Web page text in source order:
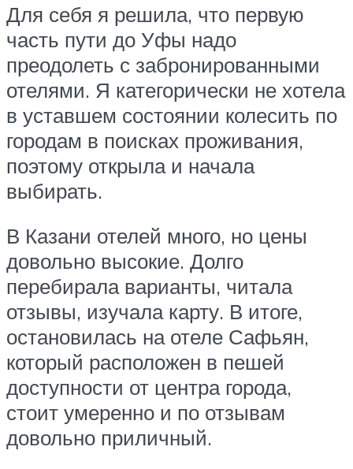
Для себя я решила, что первую
часть пути до Уфы надо
преодолеть с забронированными
отелями. Я категорически не хотела
в уставшем состоянии колесить по
городам в поисках проживания,
поэтому открыла и начала
выбирать.
В Казани отелей много, но цены
довольно высокие. Долго
перебирала варианты, читала
отзывы, изучала карту. В итоге,
остановилась на отеле Сафьян,
который расположен в пешей
доступности от центра города,
стоит умеренно и по отзывам
довольно приличный.